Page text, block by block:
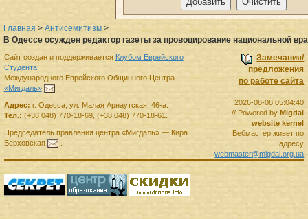
Главная > Антисемитизм >
В Одессе осужден редактор газеты за провоцирование национальной
Замечания/
предложения
по работе сайта
2026-08-08 05:04:40
// Powered byMigdal
website kernel
Вебмастер живет по
адресу
webmaster@migdal.org.ua
Сайт создан и поддерживается Клубом Еврейского
Студента
Международного Еврейского Общинного Центра
«Мигдаль»
.
Адрес: г. Одесса, ул. Малая Арнаутская, 46-а.
Тел.: (+38 048) 770-18-69, (+38 048) 770-18-61
Председатель правленияцентра «Мигдаль»— Кира
Верховская
.